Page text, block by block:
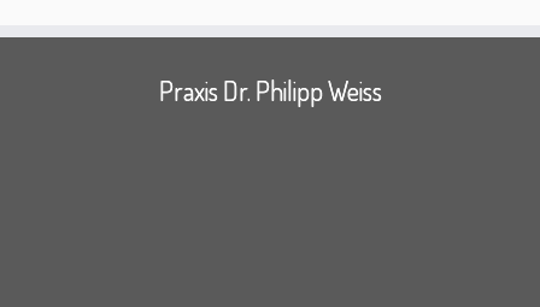
Praxis Dr. Philipp Weiss